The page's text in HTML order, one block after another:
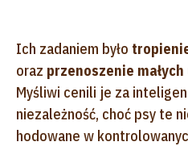
Ich zadaniem było
oraz przenoszenie
Myśliwi cenili je za
niezależność, choć psy te
hodowane w